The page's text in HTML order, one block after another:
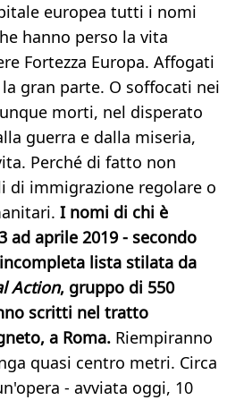
europea tutti i nomi
hanno perso la vita
Fortezza Europa. Affogati
gran parte. O soffocati nei
morti, nel disperato
guerra e dalla miseria,
Perché di fatto non
di immigrazione regolare o
I nomi di chi è
ad aprile 2019 - secondo
lista stilata da
Action, gruppo di 550
scritti nel tratto
a Roma. Riempiranno
quasi centro metri. Circa
- avviata oggi, 10